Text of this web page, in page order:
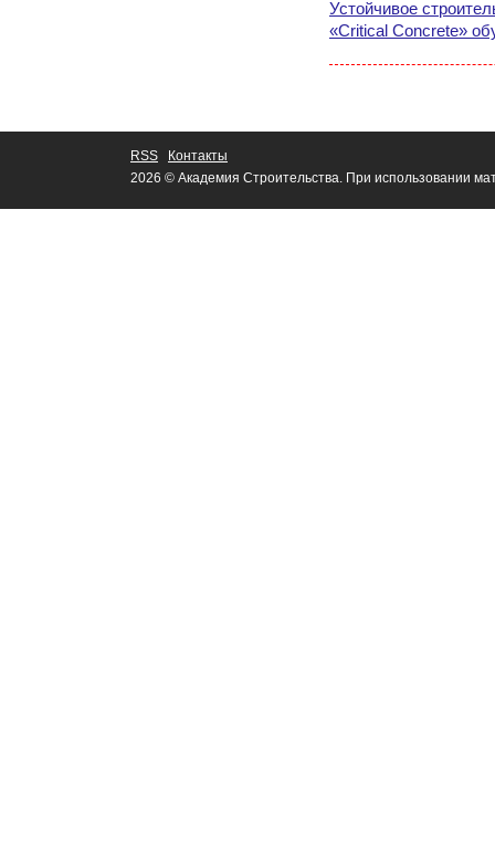
Устойчивое
«Critical Concrete»
RSS
Контакты
2026 © Академия Строительства. При использовании